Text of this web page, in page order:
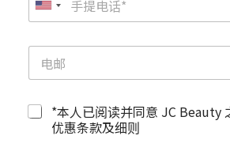
U
i
d *本人已阅读并同意 JC Beauty
优惠条款及细则